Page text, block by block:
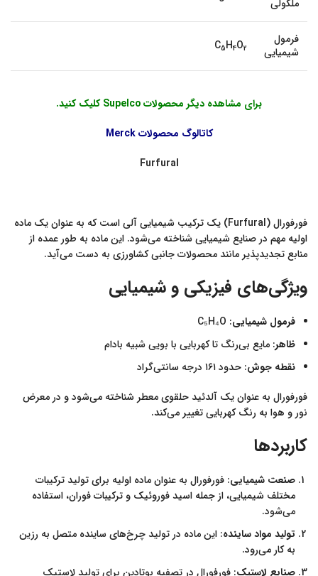
ملکولی
فرمول
شیمیایی
C5H4O2
برای مشاهده دیگر محصولات Supelco کلیک کنید.
کاتالوگ محصولات Merck
Furfural
فورفورال (Furfural) یک ترکیب شیمیایی آلی است که به عنوان یک ماده
اولیه مهم در صنایع شیمیایی شناخته می‌شود. این ماده به طور عمده از
منابع تجدیدپذیر مانند محصولات جانبی کشاورزی به دست می‌آید.
ویژگی‌های فیزیکی و شیمیایی
فرمول شیمیایی: C₅H₄O
ظاهر: مایع بی‌رنگ تا کهربایی با بویی شبیه بادام
نقطه جوش: حدود ۱۶۱ درجه سانتی‌گراد
فورفورال به عنوان یک آلدئید حلقوی معطر شناخته می‌شود و در معرض
نور و هوا به رنگ کهربایی تغییر می‌کند.
کاربردها
صنعت شیمیایی: فورفورال به عنوان ماده اولیه برای تولید ترکیبات
مختلف شیمیایی، از جمله اسید فوروئیک و ترکیبات فوران، استفاده
می‌شود.
تولید مواد ساینده: این ماده در تولید چرخ‌های ساینده متصل به رزین
به کار می‌رود.
صنایع لاستیک: فورفورال در تصفیه بوتادین برای تولید لاستیک